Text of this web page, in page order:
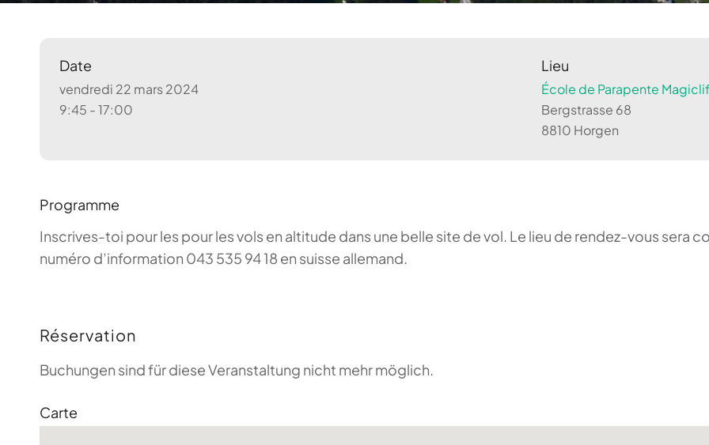
Date
vendredi 22 mars 2024
9:45 - 17:00
Lieu
École de Parapente
Bergstrasse 68
8810 Horgen
Programme
Inscrives-toi pour les pour les vols en altitude dans une belle site de vol. Le lieu de rendez-vous sera
numéro d’information 043 535 94 18 en suisse allemand.
Réservation
Buchungen sind für diese Veranstaltung nicht mehr möglich.
Carte